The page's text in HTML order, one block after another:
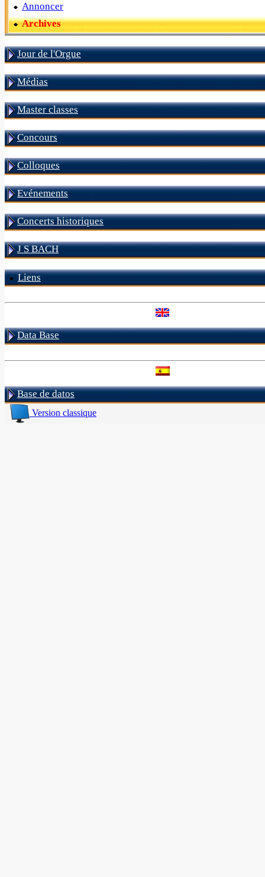
Annoncer
Archives
Jour de l'Orgue
Médias
Master classes
Concours
Colloques
Evénements
Concerts historiques
J S BACH
Liens
Data Base
Base de datos
Version classique